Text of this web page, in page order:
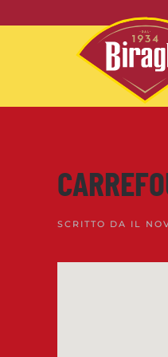
Skip to main content
SCRITTO DA IL